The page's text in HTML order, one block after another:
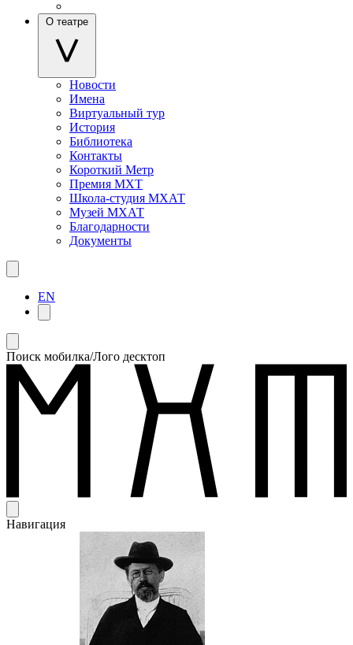
О театре
Новости
Имена
Виртуальный тур
История
Библиотека
Контакты
Короткий Метр
Премия МХТ
Школа-студия МХАТ
Музей МХАТ
Благодарности
Документы
EN
Поиск мобилка/Лого десктоп
Навигация